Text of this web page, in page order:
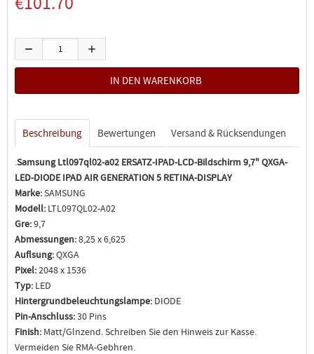
Beschreibung Bewertungen Versand & Rücksendungen
.Samsung Ltl097ql02-a02 ERSATZ-IPAD-LCD-Bildschirm 9,7" QXGA-
LED-DIODE IPAD AIR GENERATION 5 RETINA-DISPLAY
Marke:SAMSUNG
Modell: LTL097QL02-A02
Gre:9,7
Abmessungen:8,25 x 6,625
Auflsung:QXGA
Pixel:2048 x 1536
Typ: LED
Hintergrundbeleuchtungslampe: DIODE
Pin-Anschluss:30 Pins
Finish: Matt/Glnzend. Schreiben Sie den Hinweis zur Kasse.
Vermeiden Sie RMA-Gebhren.